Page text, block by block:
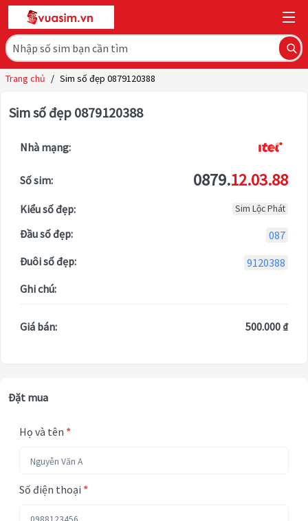
Trang chủ / Sim số đẹp 0879120388
Sim số đẹp 0879120388
Nhà mạng:
Số sim: 0879.12.03.88
Kiểu số đẹp: Sim Lộc Phát
Đầu số đẹp:
087
Đuôi số đẹp:
9120388
Ghi chú:
Giá bán: 500.000 ₫
Đặt mua
Họ và tên *
Số điện thoại *